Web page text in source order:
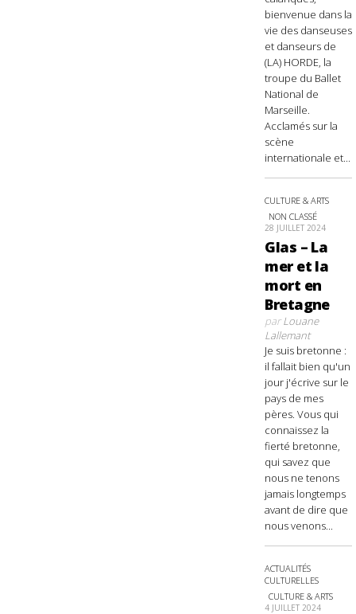
bienvenue dans la
vie des danseuses
et danseurs de
(LA) HORDE, la
troupe du Ballet
National de
Marseille.
Acclamés sur la
scène
internationale et...
CULTURE & ARTS
NON CLASSÉ
28 JUILLET 2024
Glas – La
mer et la
mort en
Bretagne
parLouane
Lallemant
Je suis bretonne :
il fallait bien qu'un
jour j'écrive sur le
pays de mes
pères. Vous qui
connaissez la
fierté bretonne,
qui savez que
nous ne tenons
jamais longtemps
avant de dire que
nous venons...
ACTUALITÉS
CULTURELLES
CULTURE & ARTS
4 JUILLET 2024